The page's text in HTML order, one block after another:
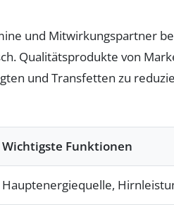
und Mitwirkungspartner
Qualitätsprodukte von
und Transfetten zu
Wichtigste Funktionen
Hauptenergiequelle,